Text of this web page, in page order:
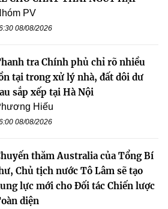
PV
08/08/2026
tra Chính phủ chỉ rõ nhiều
tại trong xử lý nhà, đất dôi dư
sắp xếp tại Hà Nội
Hiếu
08/08/2026
thăm Australia của Tổng Bí
Chủ tịch nước Tô Lâm sẽ tạo
lực mới cho Đối tác Chiến lược
diện